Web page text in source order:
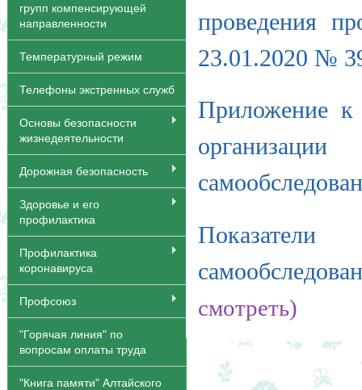
групп компенсирующей
направленности
Температурный режим
Телефоны экстренных служб
Основы безопасности
жизнедеятельности
Дорожная безопасность
Здоровье и его
профилактика
Профилактика
коронавируса
Профсоюз
"Горячая линия" по
вопросам оплаты труда
"Книга памяти" Алтайского
проведения
23.01.2020 №
Приложение
смотреть)